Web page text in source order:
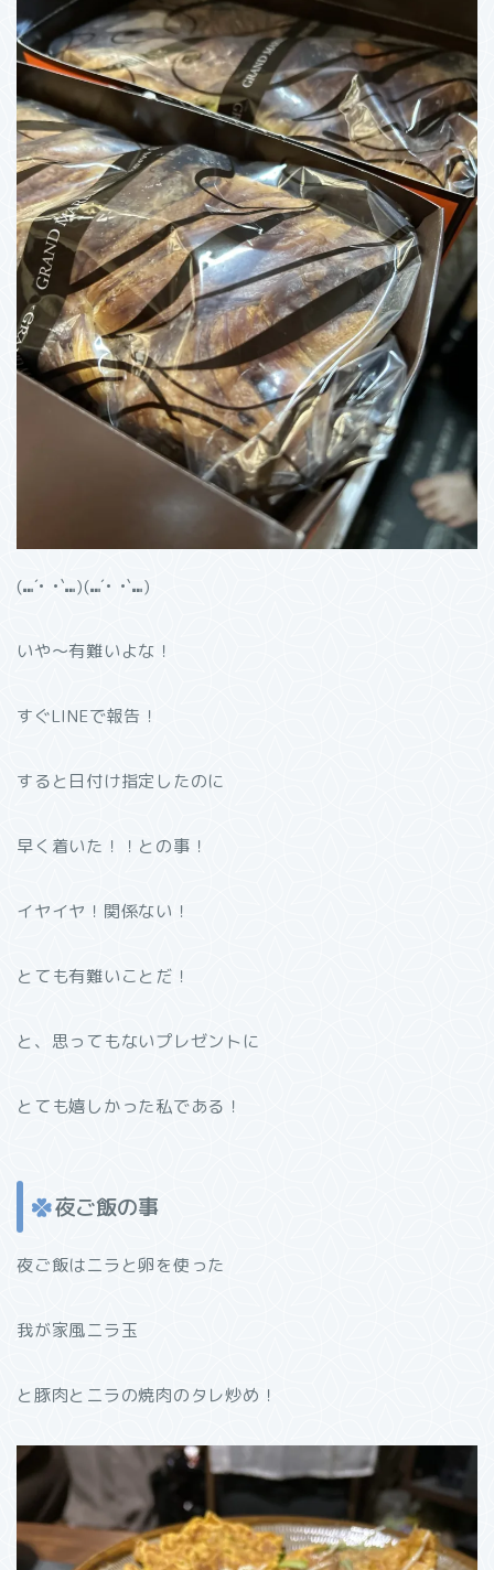
(⑉´• •`⑉)(⑉´• •`⑉)
いや〜有難いよな！
すぐLINEで報告！
すると日付け指定したのに
早く着いた！！との事！
イヤイヤ！関係ない！
とても有難いことだ！
と、思ってもないプレゼントに
とても嬉しかった私である！
夜ご飯の事
夜ご飯はニラと卵を使った
我が家風ニラ玉
と豚肉とニラの焼肉のタレ炒め！